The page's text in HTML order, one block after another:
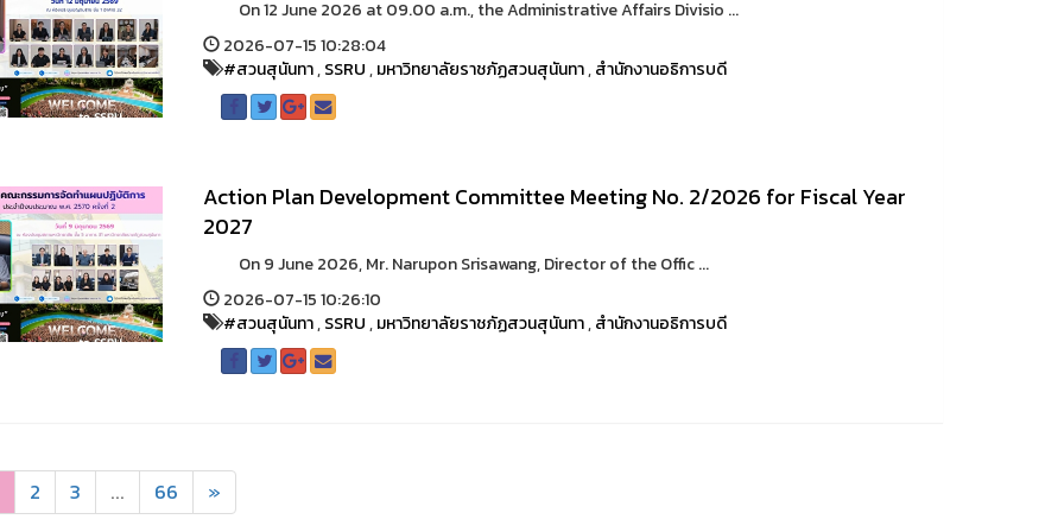
On 12 June 2026 at 09.00 a.m., the Administrative Affairs Divisio ...
2026-07-15 10:28:04
#สวนสุนันทา,SSRU,มหาวิทยาลัยราชภัฏสวนสุนันทา,สำนักงานอธิการบดี
Action Plan Development Committee Meeting No. 2/2026 for Fiscal Year
2027
On 9 June 2026, Mr. Narupon Srisawang, Director of the Offic ...
2026-07-15 10:26:10
#สวนสุนันทา,SSRU,มหาวิทยาลัยราชภัฏสวนสุนันทา,สำนักงานอธิการบดี
2 3 ... 66 »